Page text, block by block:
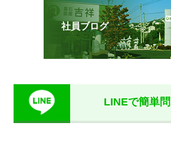
社員ブログ
LINEで簡単